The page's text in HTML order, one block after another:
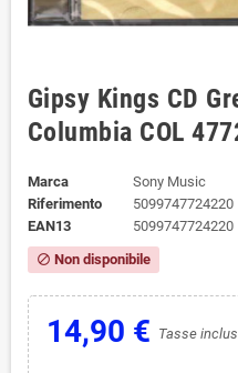
Gipsy Kings CD
Columbia ‎COL
Marca
Sony Music
Riferimento
5099747724220
EAN13
5099747724220
block Non disponibile
14,90 € Tasse